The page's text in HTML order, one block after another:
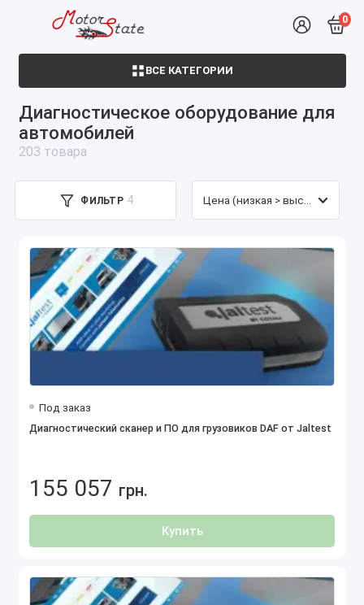
0
ВСЕ КАТЕГОРИИ
Диагностическое оборудование для
автомобилей
203 товара
Комплекты диагностики
Оборудование диагностики
Для одометра, ИММО, Airbag
ФИЛЬТР 4
Под заказ
Диагностический сканер и ПО для грузовиков DAF от Jaltest
155 057 грн.
Купить